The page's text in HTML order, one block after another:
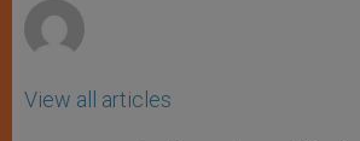
View all articles